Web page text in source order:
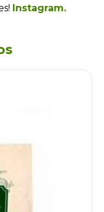
Instagram.